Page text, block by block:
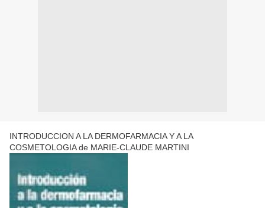
INTRODUCCION A LA DERMOFARMACIA Y A LA
COSMETOLOGIA de MARIE-CLAUDE MARTINI